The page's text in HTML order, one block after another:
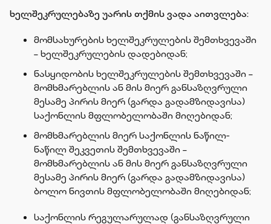
ხელშეკრულებაზე უარის თქმის ვადა აითვლება:
მომსახურების ხელშეკრულების შემთხვევაში
− ხელშეკრულების დადებიდან;
ნასყიდობის ხელშეკრულების შემთხვევაში −
მომხმარებლის ან მის მიერ განსაზღვრული
მესამე პირის მიერ (გარდა გადამზიდავისა)
საქონლის მფლობელობაში მიღებიდან;
მომხმარებლის მიერ საქონლის ნაწილ-
ნაწილ შეკვეთის შემთხვევაში −
მომხმარებლის ან მის მიერ განსაზღვრული
მესამე პირის მიერ (გარდა გადამზიდავისა)
ბოლო ნივთის მფლობელობაში მიღებიდან;
საქონლის რეგულარულად (განსაზღვრული